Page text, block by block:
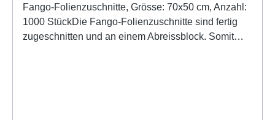
Fango-Folienzuschnitte, Grösse: 70x50 cm, Anzahl:
1000 StückDie Fango-Folienzuschnitte sind fertig
zugeschnitten und an einem Abreissblock. Somit